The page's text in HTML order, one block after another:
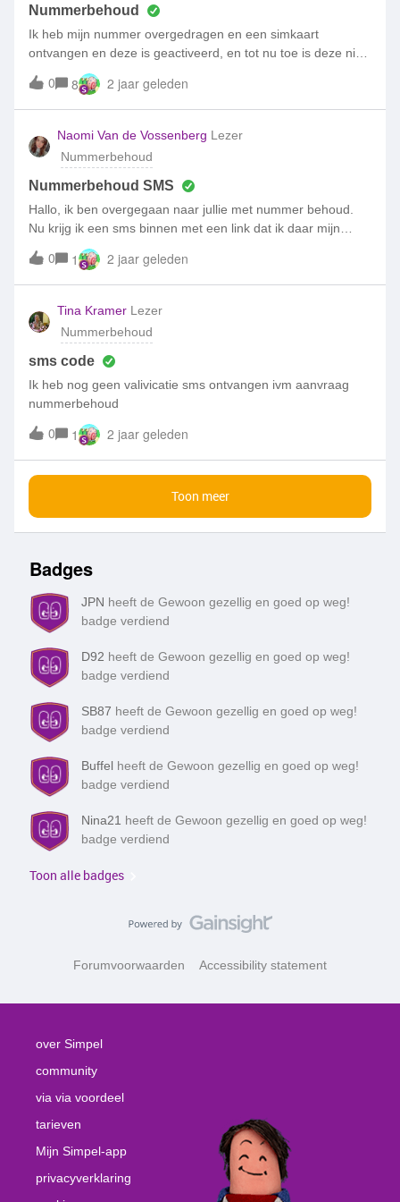
dan het lagere bundeltarief betalen.Ik heb mijn bundels
bijgesteld en op het nummerbehoud aangevraagd bij de
nieuwe provider. Vervolgens kreeg ik een mailtje dat het
dus helemaal niet op deze manier kon regelen en moest
geïnformeerd ben door de medewerker van simpel heb ik
straks veel meer kosten. Hoe kan dit worden opgelost?
Nummerbehoud
Ik heb mijn nummer overgedragen en een simkaart
ontvangen en deze is geactiveerd, en tot nu toe is deze niet
opgezegd door de vorige operator, en de twee kaarten
werken met hetzelfde nummer, maar De nieuwe kaart is
alleen bedoeld voor het ontvangen van oproepen en
verzenden
0 8 2 jaar geleden
Naomi Van de Vossenberg Lezer
Nummerbehoud
Nummerbehoud SMS
Hallo, ik ben overgegaan naar jullie met nummer behoud.
Nu krijg ik een sms binnen met een link dat ik daar mijn
nummer moet bevestigen. Is dit ook daadwerkelijk van jullie?
Laatste tijd gaan er veel scams rond en ik wil dit graag voor
de zekerheid even weten
0 1 2 jaar geleden
Tina Kramer Lezer
Nummerbehoud
sms code
Ik heb nog geen valivicatie sms ontvangen ivm aanvraag
nummerbehoud
0 1 2 jaar geleden
Toon meer
Badges
JPN heeft de Gewoon gezellig en goed op weg!
badge verdiend
D92 heeft de Gewoon gezellig en goed op weg!
badge verdiend
SB87 heeft de Gewoon gezellig en goed op weg!
badge verdiend
Buffel heeft de Gewoon gezellig en goed op weg!
badge verdiend
Nina21 heeft de Gewoon gezellig en goed op weg!
badge verdiend
Toon alle badges
Forumvoorwaarden Accessibility statement
over Simpel
community
via via voordeel
tarieven
Mijn Simpel-app
privacyverklaring